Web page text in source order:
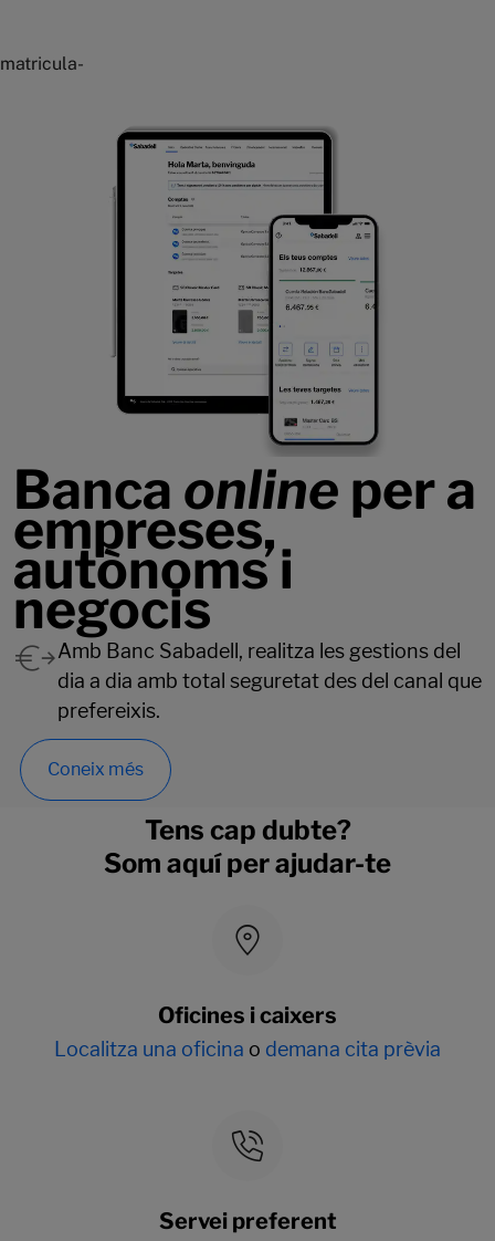
matricula-
Banca online per a
empreses,
autònoms i
negocis
Amb Banc Sabadell, realitza les gestions del
dia a dia amb total seguretat des del canal que
prefereixis.
Coneix més
Tens cap dubte?
Som aquí per ajudar-te
Oficines i caixers
Localitza una oficina o demana cita prèvia
Servei preferent